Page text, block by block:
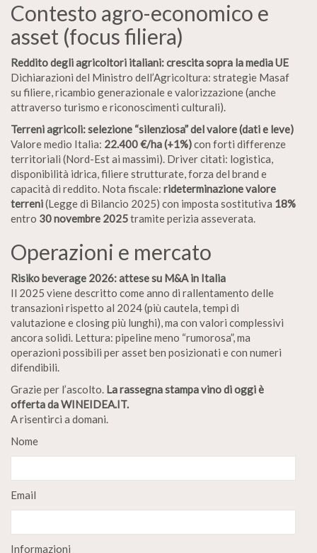
Contesto agro-economico e
asset (focus filiera)
Reddito degli agricoltori italiani: crescita sopra la media UE
Dichiarazioni del Ministro dell’Agricoltura: strategie Masaf
su filiere, ricambio generazionale e valorizzazione (anche
attraverso turismo e riconoscimenti culturali).
Terreni agricoli: selezione “silenziosa” del valore (dati e leve)
Valore medio Italia: 22.400 €/ha (+1%)con forti differenze
territoriali (Nord-Est ai massimi). Driver citati: logistica,
disponibilità idrica, filiere strutturate, forza del brand e
capacità di reddito. Nota fiscale: rideterminazione valore
terreni(Legge di Bilancio 2025) con imposta sostitutiva 18%
entro 30 novembre 2025tramite perizia asseverata.
Operazioni e mercato
Risiko beverage 2026: attese su M&A in Italia
Il 2025 viene descritto come anno di rallentamento delle
transazioni rispetto al 2024 (più cautela, tempi di
valutazione e closing più lunghi), ma con valori complessivi
ancora solidi. Lettura: pipeline meno “rumorosa”, ma
operazioni possibili per asset ben posizionati e con numeri
difendibili.
Grazie per l’ascolto. La rassegna stampa vino di oggi è
offerta da WINEIDEA.IT.
A risentirci a domani.
Nome
Email
Informazioni